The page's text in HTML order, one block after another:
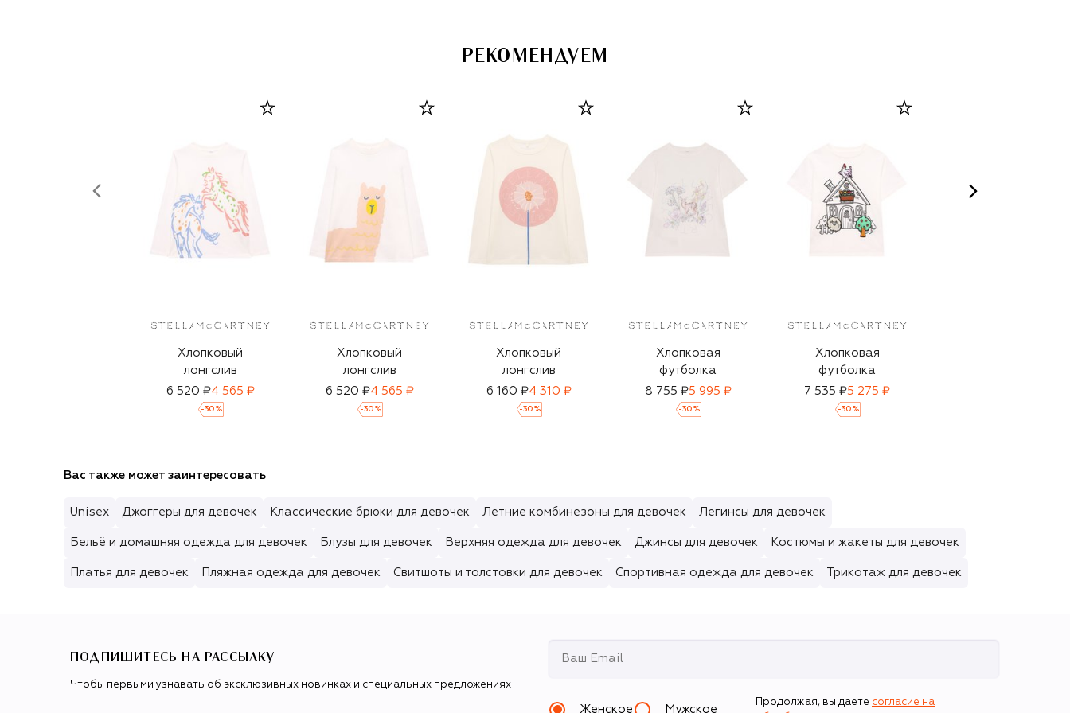
РЕКОМЕНДУЕМ
Хлопковый
лонгслив
6 520 ₽4 565 ₽
-30 %
Хлопковый
лонгслив
6 520 ₽4 565 ₽
-30 %
Хлопковый
лонгслив
6 160 ₽4 310 ₽
-30 %
Хлопковая
футболка
8 755 ₽5 995 ₽
-30 %
Хлопковая
футболка
7 535 ₽5 275 ₽
-30 %
Вас также может заинтересовать
Unisex Джоггеры для девочек Классические брюки для девочек Летние комбинезоны для девочек Легинсы для девочек
Бельё и домашняя одежда для девочек Блузы для девочек Верхняя одежда для девочек Джинсы для девочек Костюмы и жакеты для девочек
Платья для девочек Пляжная одежда для девочек Свитшоты и толстовки для девочек Спортивная одежда для девочек Трикотаж для девочек
ПОДПИШИТЕСЬ НА РАССЫЛКУ
Чтобы первыми узнавать об эксклюзивных новинках и специальных предложениях
Женское Мужское
Продолжая, вы даете согласие на